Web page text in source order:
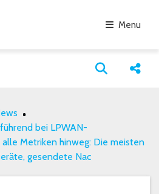
Menu
Open
bei LPWAN-
Metriken hinweg: Die meisten
gesendete Nac